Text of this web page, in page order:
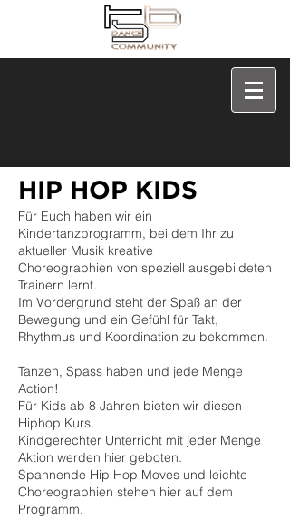
HIP HOP KIDS
Für Euch haben wir ein
Kindertanzprogramm, bei dem Ihr zu
aktueller Musik kreative
Choreographien von speziell ausgebildeten
Trainern lernt.
Im Vordergrund steht der Spaß an der
Bewegung und ein Gefühl für Takt,
Rhythmus und Koordination zu bekommen.
Tanzen, Spass haben und jede Menge
Action!
Für Kids ab 8 Jahren bieten wir diesen
Hiphop Kurs.
Kindgerechter Unterricht mit jeder Menge
Aktion werden hier geboten.
Spannende Hip Hop Moves und leichte
Choreographien stehen hier auf dem
Programm.